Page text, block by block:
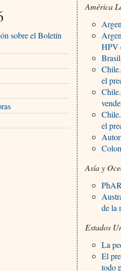
sobre el Boletín
América
HPV
el
el
Asía y
de la
Estados
La
El
todo